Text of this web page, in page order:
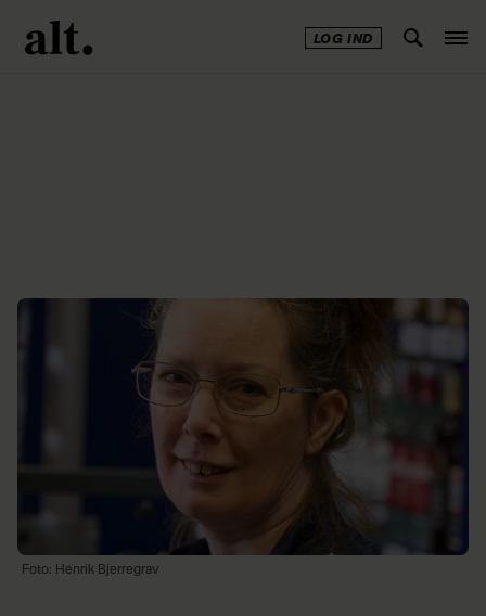
LOG IND
Foto: Henrik Bjerregrav